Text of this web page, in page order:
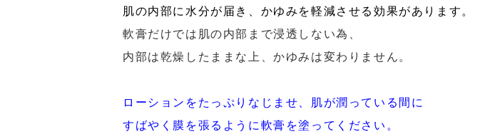
肌の内部に水分が届き、かゆみを軽減させる効果があります。
軟膏だけでは肌の内部まで浸透しない為、
内部は乾燥したままな上、かゆみは変わりません。
ローションをたっぷりなじませ、肌が潤っている間に
すばやく膜を張るように軟膏を塗ってください 。